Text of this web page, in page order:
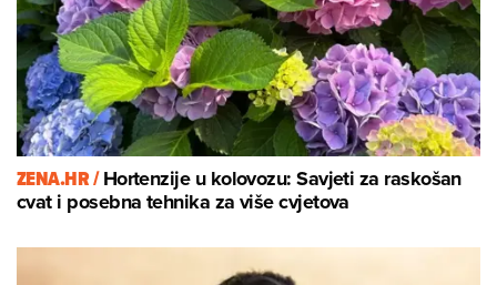
ZENA.HR /Hortenzije u kolovozu: Savjeti za raskošan
cvat i posebna tehnika za više cvjetova